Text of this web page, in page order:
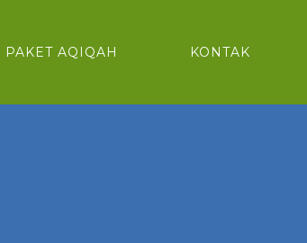
PAKET AQIQAH KONTAK